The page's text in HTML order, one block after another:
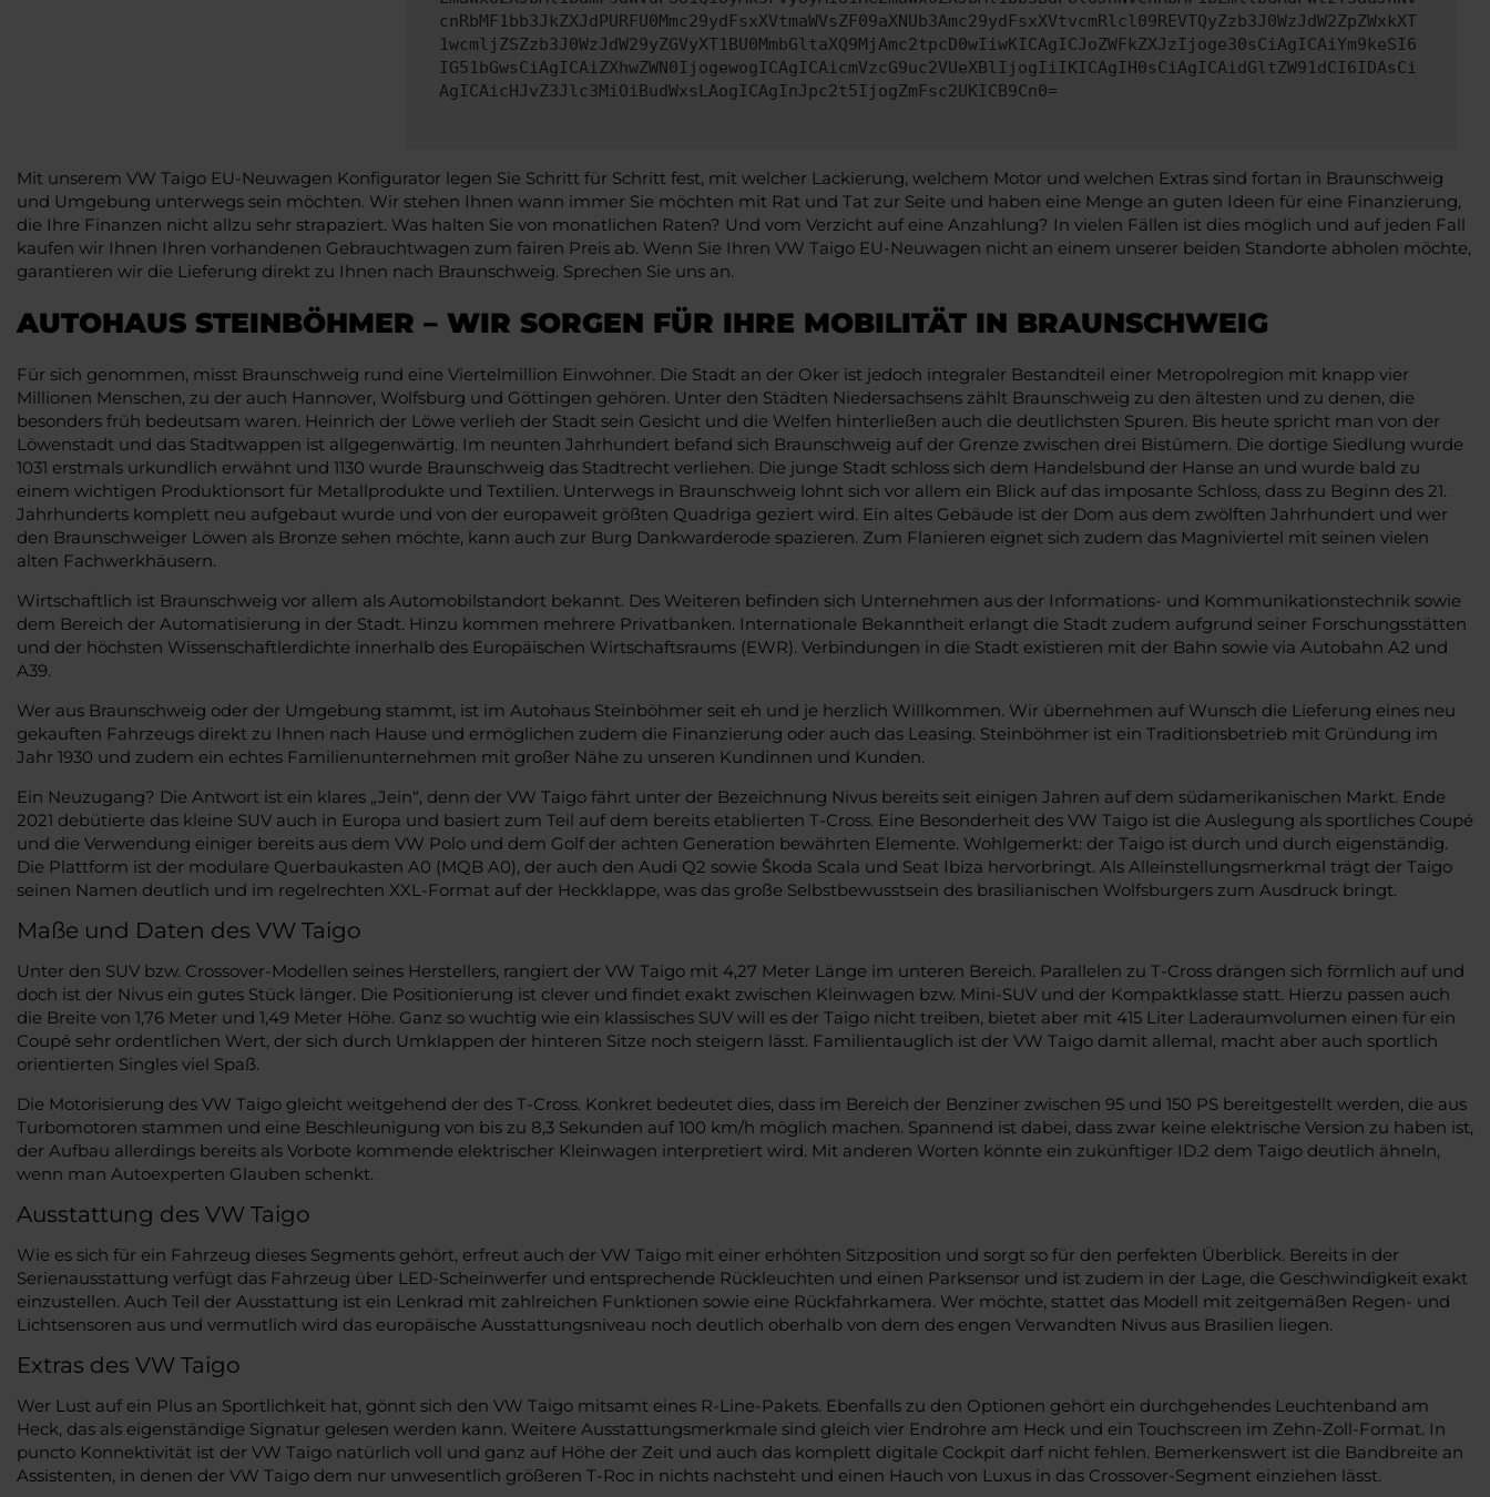
cnRbMF1bb3JkZXJdPURFU0Mmc29ydFsxXVtmaWVsZF09aXNUb3Amc29ydFsxXVtvcmRlcl09REVTQyZzb3J0WzJdW2ZpZWxkXT
1wcmljZSZzb3J0WzJdW29yZGVyXT1BU0MmbGltaXQ9MjAmc2tpcD0wIiwKICAgICJoZWFkZXJzIjoge30sCiAgICAiYm9keSI6
IG51bGwsCiAgICAiZXhwZWN0IjogewogICAgICAicmVzcG9uc2VUeXBlIjogIiIKICAgIH0sCiAgICAidGltZW91dCI6IDAsCi
AgICAicHJvZ3Jlc3MiOiBudWxsLAogICAgInJpc2t5IjogZmFsc2UKICB9Cn0=
Mit unserem VW Taigo EU-Neuwagen Konfigurator legen Sie Schritt für Schritt fest, mit welcher Lackierung, welchem Motor und welchen Extras sind fortan in Braunschweig
und Umgebung unterwegs sein möchten. Wir stehen Ihnen wann immer Sie möchten mit Rat und Tat zur Seite und haben eine Menge an guten Ideen für eine Finanzierung,
die Ihre Finanzen nicht allzu sehr strapaziert. Was halten Sie von monatlichen Raten? Und vom Verzicht auf eine Anzahlung? In vielen Fällen ist dies möglich und auf jeden Fall
kaufen wir Ihnen Ihren vorhandenen Gebrauchtwagen zum fairen Preis ab. Wenn Sie Ihren VW Taigo EU-Neuwagen nicht an einem unserer beiden Standorte abholen möchte,
garantieren wir die Lieferung direkt zu Ihnen nach Braunschweig. Sprechen Sie uns an.
AUTOHAUS STEINBÖHMER – WIR SORGEN FÜR IHRE MOBILITÄT IN BRAUNSCHWEIG
Für sich genommen, misst Braunschweig rund eine Viertelmillion Einwohner. Die Stadt an der Oker ist jedoch integraler Bestandteil einer Metropolregion mit knapp vier
Millionen Menschen, zu der auch Hannover, Wolfsburg und Göttingen gehören. Unter den Städten Niedersachsens zählt Braunschweig zu den ältesten und zu denen, die
besonders früh bedeutsam waren. Heinrich der Löwe verlieh der Stadt sein Gesicht und die Welfen hinterließen auch die deutlichsten Spuren. Bis heute spricht man von der
Löwenstadt und das Stadtwappen ist allgegenwärtig. Im neunten Jahrhundert befand sich Braunschweig auf der Grenze zwischen drei Bistümern. Die dortige Siedlung wurde
1031 erstmals urkundlich erwähnt und 1130 wurde Braunschweig das Stadtrecht verliehen. Die junge Stadt schloss sich dem Handelsbund der Hanse an und wurde bald zu
einem wichtigen Produktionsort für Metallprodukte und Textilien. Unterwegs in Braunschweig lohnt sich vor allem ein Blick auf das imposante Schloss, dass zu Beginn des 21.
Jahrhunderts komplett neu aufgebaut wurde und von der europaweit größten Quadriga geziert wird. Ein altes Gebäude ist der Dom aus dem zwölften Jahrhundert und wer
den Braunschweiger Löwen als Bronze sehen möchte, kann auch zur Burg Dankwarderode spazieren. Zum Flanieren eignet sich zudem das Magniviertel mit seinen vielen
alten Fachwerkhäusern.
Wirtschaftlich ist Braunschweig vor allem als Automobilstandort bekannt. Des Weiteren befinden sich Unternehmen aus der Informations- und Kommunikationstechnik sowie
dem Bereich der Automatisierung in der Stadt. Hinzu kommen mehrere Privatbanken. Internationale Bekanntheit erlangt die Stadt zudem aufgrund seiner Forschungsstätten
und der höchsten Wissenschaftlerdichte innerhalb des Europäischen Wirtschaftsraums (EWR). Verbindungen in die Stadt existieren mit der Bahn sowie via Autobahn A2 und
A39.
Wer aus Braunschweig oder der Umgebung stammt, ist im Autohaus Steinböhmer seit eh und je herzlich Willkommen. Wir übernehmen auf Wunsch die Lieferung eines neu
gekauften Fahrzeugs direkt zu Ihnen nach Hause und ermöglichen zudem die Finanzierung oder auch das Leasing. Steinböhmer ist ein Traditionsbetrieb mit Gründung im
Jahr 1930 und zudem ein echtes Familienunternehmen mit großer Nähe zu unseren Kundinnen und Kunden.
Ein Neuzugang? Die Antwort ist ein klares „Jein“, denn der VW Taigo fährt unter der Bezeichnung Nivus bereits seit einigen Jahren auf dem südamerikanischen Markt. Ende
2021 debütierte das kleine SUV auch in Europa und basiert zum Teil auf dem bereits etablierten T-Cross. Eine Besonderheit des VW Taigo ist die Auslegung als sportliches Coupé
und die Verwendung einiger bereits aus dem VW Polo und dem Golf der achten Generation bewährten Elemente. Wohlgemerkt: der Taigo ist durch und durch eigenständig.
Die Plattform ist der modulare Querbaukasten A0 (MQB A0), der auch den Audi Q2 sowie Škoda Scala und Seat Ibiza hervorbringt. Als Alleinstellungsmerkmal trägt der Taigo
seinen Namen deutlich und im regelrechten XXL-Format auf der Heckklappe, was das große Selbstbewusstsein des brasilianischen Wolfsburgers zum Ausdruck bringt.
Maße und Daten des VW Taigo
Unter den SUV bzw. Crossover-Modellen seines Herstellers, rangiert der VW Taigo mit 4,27 Meter Länge im unteren Bereich. Parallelen zu T-Cross drängen sich förmlich auf und
doch ist der Nivus ein gutes Stück länger. Die Positionierung ist clever und findet exakt zwischen Kleinwagen bzw. Mini-SUV und der Kompaktklasse statt. Hierzu passen auch
die Breite von 1,76 Meter und 1,49 Meter Höhe. Ganz so wuchtig wie ein klassisches SUV will es der Taigo nicht treiben, bietet aber mit 415 Liter Laderaumvolumen einen für ein
Coupé sehr ordentlichen Wert, der sich durch Umklappen der hinteren Sitze noch steigern lässt. Familientauglich ist der VW Taigo damit allemal, macht aber auch sportlich
orientierten Singles viel Spaß.
Die Motorisierung des VW Taigo gleicht weitgehend der des T-Cross. Konkret bedeutet dies, dass im Bereich der Benziner zwischen 95 und 150 PS bereitgestellt werden, die aus
Turbomotoren stammen und eine Beschleunigung von bis zu 8,3 Sekunden auf 100 km/h möglich machen. Spannend ist dabei, dass zwar keine elektrische Version zu haben ist,
der Aufbau allerdings bereits als Vorbote kommende elektrischer Kleinwagen interpretiert wird. Mit anderen Worten könnte ein zukünftiger ID.2 dem Taigo deutlich ähneln,
wenn man Autoexperten Glauben schenkt.
Ausstattung des VW Taigo
Wie es sich für ein Fahrzeug dieses Segments gehört, erfreut auch der VW Taigo mit einer erhöhten Sitzposition und sorgt so für den perfekten Überblick. Bereits in der
Serienausstattung verfügt das Fahrzeug über LED-Scheinwerfer und entsprechende Rückleuchten und einen Parksensor und ist zudem in der Lage, die Geschwindigkeit exakt
einzustellen. Auch Teil der Ausstattung ist ein Lenkrad mit zahlreichen Funktionen sowie eine Rückfahrkamera. Wer möchte, stattet das Modell mit zeitgemäßen Regen- und
Lichtsensoren aus und vermutlich wird das europäische Ausstattungsniveau noch deutlich oberhalb von dem des engen Verwandten Nivus aus Brasilien liegen.
Extras des VW Taigo
Wer Lust auf ein Plus an Sportlichkeit hat, gönnt sich den VW Taigo mitsamt eines R-Line-Pakets. Ebenfalls zu den Optionen gehört ein durchgehendes Leuchtenband am
Heck, das als eigenständige Signatur gelesen werden kann. Weitere Ausstattungsmerkmale sind gleich vier Endrohre am Heck und ein Touchscreen im Zehn-Zoll-Format. In
puncto Konnektivität ist der VW Taigo natürlich voll und ganz auf Höhe der Zeit und auch das komplett digitale Cockpit darf nicht fehlen. Bemerkenswert ist die Bandbreite an
Assistenten, in denen der VW Taigo dem nur unwesentlich größeren T-Roc in nichts nachsteht und einen Hauch von Luxus in das Crossover-Segment einziehen lässt.